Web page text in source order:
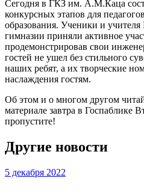
Сегодня в ГКЗ им. А.М.Каца
конкурсных этапов для
образования. Ученики и
гимназии приняли активное
продемонстрировав свои
гостей не ушел без стильного
наших ребят, а их творческие
наслаждения гостям.
Об этом и о многом другом
материале завтра в Госпаблике
пропустите!
Другие новости
5 декабря 2022